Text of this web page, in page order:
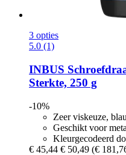
3 opties
5.0 (1)
INBUS
Sterkte, 250 g
-10%
Zeer viskeuze,
Geschikt voor
Kleurgecodeerd
€ 45,44 € 50,49 (€